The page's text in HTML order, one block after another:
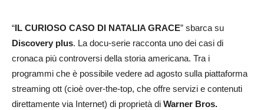
“IL CURIOSO CASO DI NATALIA GRACE” sbarca su
Discovery plus. La docu-serie racconta uno dei casi di
cronaca più controversi della storia americana. Tra i
programmi che è possibile vedere ad agosto sulla piattaforma
streaming ott (cioè over-the-top, che offre servizi e contenuti
direttamente via Internet) di proprietà di Warner Bros.